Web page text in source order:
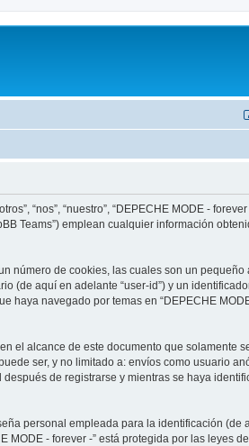
“nos”, “nuestro”, “DEPECHE MODE - forever
Teams”) emplean cualquier información
número de cookies, las cuales son un pequeño
(de aquí en adelante “user-id”) y un
haya navegado por temas en “DEPECHE
el alcance de este documento que solamente
ser, y no limitado a: envíos como usuario
después de registrarse y mientras se haya
personal empleada para la identificación (de
MODE - forever -” está protegida por las leyes